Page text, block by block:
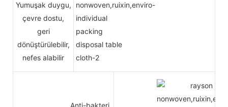
Yumuşak duygu,
çevre dostu,
geri
dönüştürülebilir,
nefes alabilir